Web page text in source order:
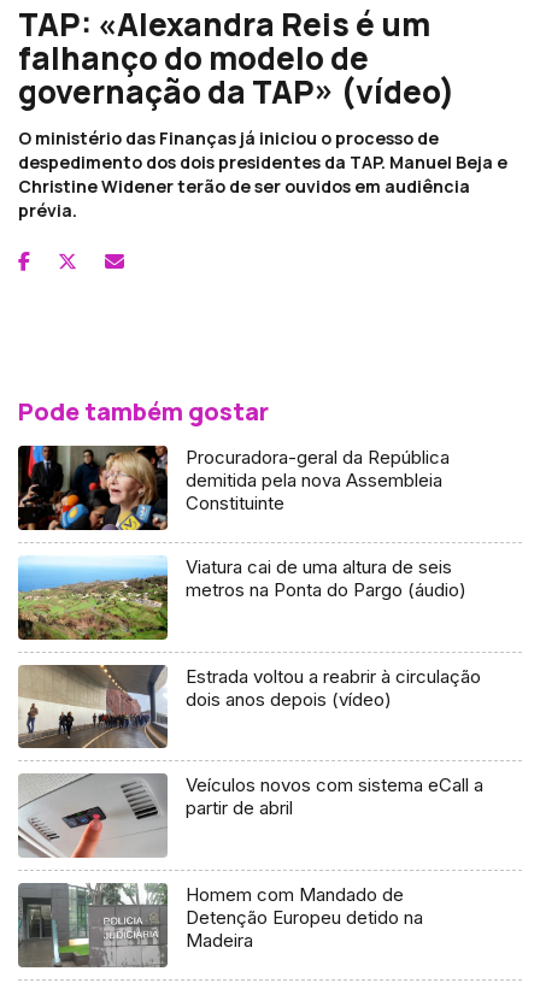
TAP: «Alexandra Reis é um
falhanço do modelo de
governação da TAP» (vídeo)
O ministério das Finanças já iniciou o processo de
despedimento dos dois presidentes da TAP. Manuel Beja e
Christine Widener terão de ser ouvidos em audiência
prévia.
Pode também gostar
Procuradora-geral da República
demitida pela nova Assembleia
Constituinte
Viatura cai de uma altura de seis
metros na Ponta do Pargo (áudio)
Estrada voltou a reabrir à circulação
dois anos depois (vídeo)
Veículos novos com sistema eCall a
partir de abril
Homem com Mandado de
Detenção Europeu detido na
Madeira